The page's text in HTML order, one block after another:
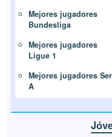
Mejores jugadores
Bundesliga
Mejores jugadores
Ligue 1
Mejores jugadores
A